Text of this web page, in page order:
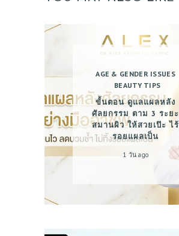
AGE & GENDER ISSUES
BEAUTY TIPS
ขั้นตอน ดูแลแผลหลัง
ศัลยกรรม ตาม 3 ระยะ
สมานผิว ให้สวยเป๊ะ ไร้
รอยแผลเป็น
1 วัน ago